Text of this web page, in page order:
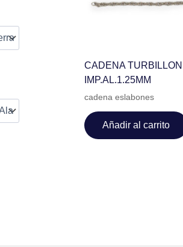
CADENA TURBILLON
IMP.AL.1.25MM
cadena eslabones
Añadir al carrito